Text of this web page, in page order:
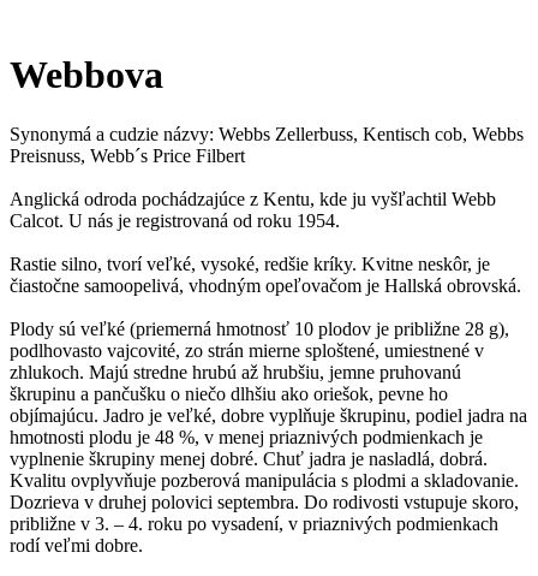
Webbova
Synonymá a cudzie názvy: Webbs Zellerbuss, Kentisch cob, Webbs
Preisnuss, Webb´s Price Filbert
Anglická odroda pochádzajúce z Kentu, kde ju vyšľachtil Webb
Calcot. U nás je registrovaná od roku 1954.
Rastie silno, tvorí veľké, vysoké, redšie kríky. Kvitne neskôr, je
čiastočne samoopelivá, vhodným opeľovačom je Hallská obrovská.
Plody sú veľké (priemerná hmotnosť 10 plodov je približne 28 g),
podlhovasto vajcovité, zo strán mierne sploštené, umiestnené v
zhlukoch. Majú stredne hrubú až hrubšiu, jemne pruhovanú
škrupinu a pančušku o niečo dlhšiu ako oriešok, pevne ho
objímajúcu. Jadro je veľké, dobre vyplňuje škrupinu, podiel jadra na
hmotnosti plodu je 48 %, v menej priaznivých podmienkach je
vyplnenie škrupiny menej dobré. Chuť jadra je nasladlá, dobrá.
Kvalitu ovplyvňuje pozberová manipulácia s plodmi a skladovanie.
Dozrieva v druhej polovici septembra. Do rodivosti vstupuje skoro,
približne v 3. – 4. roku po vysadení, v priaznivých podmienkach
rodí veľmi dobre.